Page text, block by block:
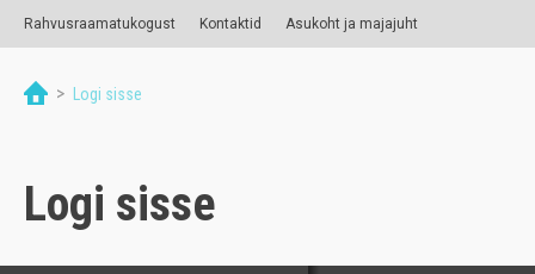
Rahvusraamatukogust Kontaktid Asukoht ja majajuht
> Logi sisse
Logi sisse